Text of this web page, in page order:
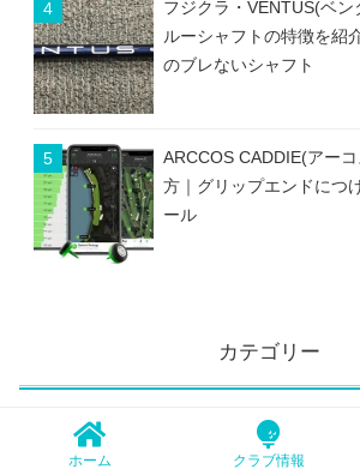
フジクラ・VENTUS(ベ
ルーシャフトの特徴を紹
のブレないシャフト
ARCCOS CADDIE(アー
方｜グリップエンドにつ
ール
カテゴリー
ウエア情報
ホーム クラブ情報